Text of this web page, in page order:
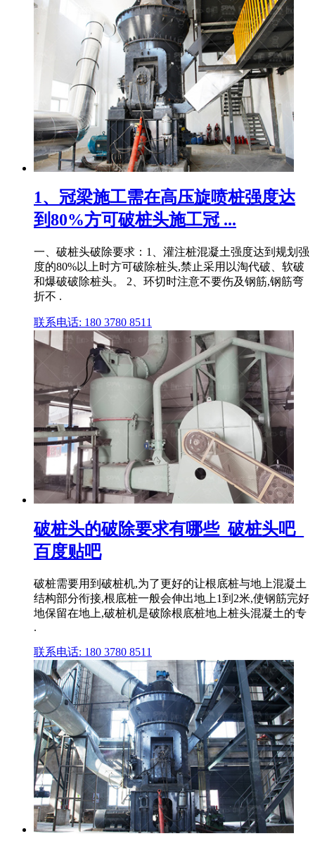
1、冠梁施工需在高压旋喷桩强度达
到80%方可破桩头施工冠 ...
一、破桩头破除要求：1、灌注桩混凝土强度达到规划强
度的80%以上时方可破除桩头,禁止采用以淘代破、软破
和爆破破除桩头。 2、环切时注意不要伤及钢筋,钢筋弯
折不 .
联系电话: 180 3780 8511
破桩头的破除要求有哪些_破桩头吧_
百度贴吧
破桩需要用到破桩机,为了更好的让根底桩与地上混凝土
结构部分衔接,根底桩一般会伸出地上1到2米,使钢筋完好
地保留在地上,破桩机是破除根底桩地上桩头混凝土的专
.
联系电话: 180 3780 8511